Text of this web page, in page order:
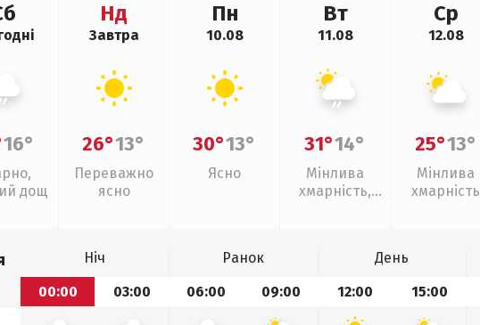
16°
дощ
Нд
Завтра
26°13°
Переважно
ясно
Пн
10.08
30°13°
Ясно
Вт
11.08
31°14°
Мінлива
хмарність,
Ср
12.08
25°13°
Мінлива
хмарність
Ніч Ранок День
00:00
03:00 06:00 09:00 12:00 15:00